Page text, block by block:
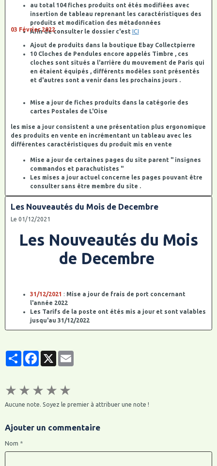
au total 104 fiches produits ont étés modifiées avec
insertion de tableau reprenant les caractéristiques des
produits et modification des métadonnées
Afin de consulter le dossier c'est ICI
03 Février 2022
Ajout de produits dans la boutique Ebay Collectpierre
10 Cloches de Pendules encore appelés Timbre , ces
cloches sont situés a l'arrière du mouvement de Paris qui
en étaient équipés , différents modèles sont présentés
et d'autres sont a venir dans les prochains jours .
Mise a jour de fiches produits dans la catégorie des
cartes Postales de L'Oise
les mise a jour consistent a une présentation plus ergonomique
des produits en vente en incrémentant un tableau avec les
différentes caractéristiques du produit mis en vente
Mise a jour de certaines pages du site parent " insignes
commandos et parachutistes "
Les mises a jour actuel concerne les pages pouvant être
consulter sans être membre du site .
Les Nouveautés du Mois de Decembre
Le 01/12/2021
Les Nouveautés du Mois
de Decembre
31/12/2021 : Mise a jour de frais de port concernant
l'année 2022
Les Tarifs de la poste ont étés mis a jour et sont valables
jusqu'au 31/12/2022
de nouvelles tranches de poids ont étés ajoutés
devrait être mis en place pour le 1° Mars 2022
Pour consulter les nouveaux tarifs , rendez vous sur la
Noms" sur le site parent " insignes parachutistes et
Ajout de produits dan la catégorie des insignes militaires
Escadron 05 - 317, Matériel sol , A 1031
Groupe de Transmissions Tactiques N° 813, Fribourg , A
PartagerFacebook
★ ★ ★ ★ ★
Aucune note. Soyez le premier à attribuer une note !
Ajouter un commentaire
Nom